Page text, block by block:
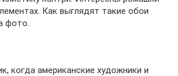
Как выглядят такие обои
фото.
когда американские художники и